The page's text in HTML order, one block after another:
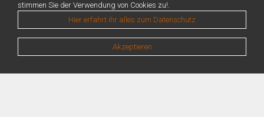
stimmen Sie der Verwendung von Cookies zu!.
Hier erfahrt ihr alles zum Datenschutz
Akzeptieren